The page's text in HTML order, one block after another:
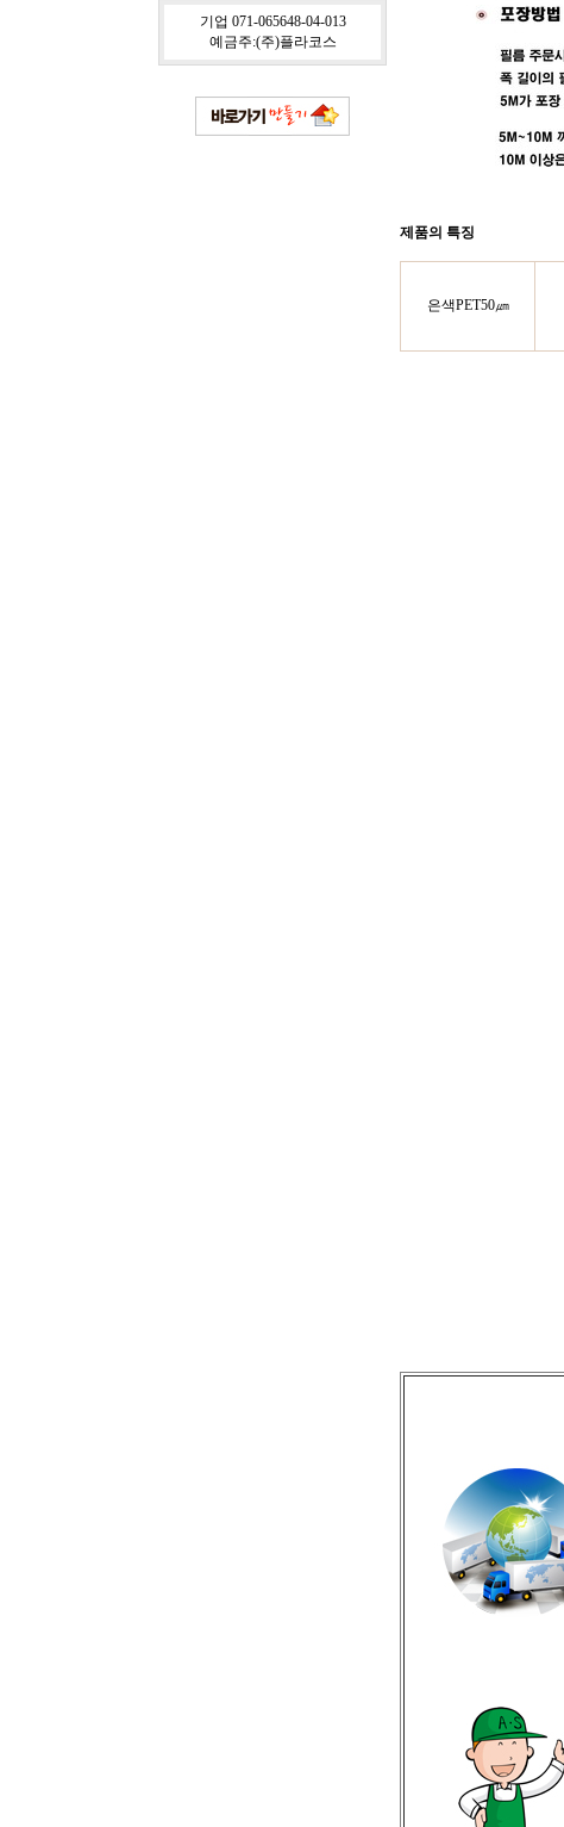
기업 071-065648-04-013
예금주:(주)플라코스
제품의 특징
은색PET50㎛